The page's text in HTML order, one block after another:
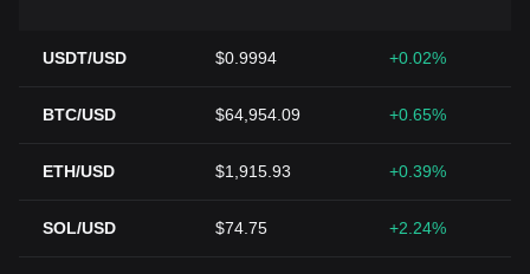
USDT/USD $0.9994 +0.02%
BTC/USD $64,954.09 +0.65%
ETH/USD $1,915.93 +0.39%
SOL/USD $74.75 +2.24%